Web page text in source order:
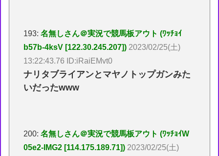
193:名無しさん＠実況で競馬板アウト (ﾜｯﾁｮｲ
b57b-4ksV [122.30.245.207]) 2023/02/25(土)
13:22:43.76 ID:iRaiEMvt0
ナリタブライアンとマヤノトップガンみた
いだったwww
200:名無しさん＠実況で競馬板アウト (ﾜｯﾁｮｲW
05e2-IMG2 [114.175.189.71]) 2023/02/25(土)